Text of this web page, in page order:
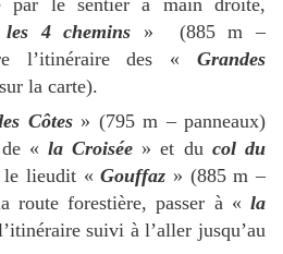
par le sentier à main droite,
les 4 chemins » (885 m –
l’itinéraire des « Grandes
la carte).
Côtes» (795 m – panneaux)
« la Croisée » et du col du
le lieudit « Gouffaz » (885 m –
route forestière, passer à « la
suivi à l’aller jusqu’au